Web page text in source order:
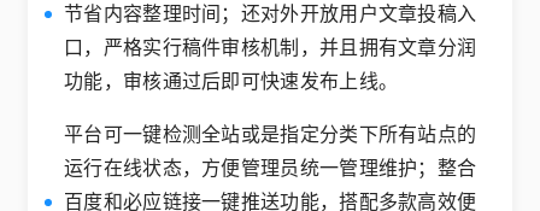
节省内容整理时间；还对外开放用户文章投稿入
口，严格实行稿件审核机制，并且拥有文章分润
功能，审核通过后即可快速发布上线。
平台可一键检测全站或是指定分类下所有站点的
运行在线状态，方便管理员统一管理维护；整合
百度和必应链接一键推送功能，搭配多款高效便